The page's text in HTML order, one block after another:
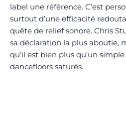
label une référence. C’est
surtout d’une efficacité
quête de relief sonore. Chris
sa déclaration la plus aboutie,
qu’il est bien plus qu’un
dancefloors saturés.